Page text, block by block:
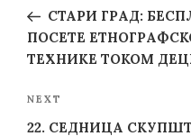
PostСТАРИ ГРАД:
ПОСЕТЕ
ТЕХНИКЕ ТОКОМ
Next
Post
NEXT
22. СЕДНИЦА